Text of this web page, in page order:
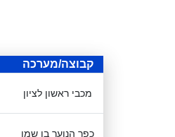
קבוצה/מערכה
מכבי ראשון לציון
כפר הנוער בן שמן